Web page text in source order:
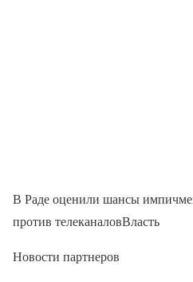
В Раде оценили шансы
против телеканаловВласть
Новости партнеров